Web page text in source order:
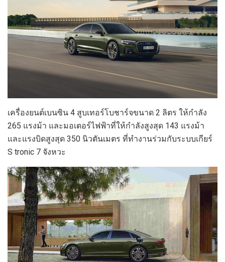
เครื่องยนต์เบนซิน 4 สูบเทอร์โบชาร์จขนาด 2 ลิตร ให้กำลัง
265 แรงม้า และมอเตอร์ไฟฟ้าที่ให้กำลังสูงสุด 143 แรงม้า
และแรงบิดสูงสุด 350 นิวตันเมตร ที่ทำงานร่วมกับระบบเกียร์
S tronic 7 จังหวะ